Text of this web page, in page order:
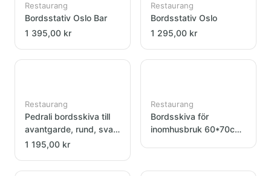
Restaurang
Bordsstativ Oslo Bar
1 395,00 kr
Restaurang
Bordsstativ Oslo
1 295,00 kr
Restaurang
Pedrali bordsskiva till
avantgarde, rund, svart
70cm
1 195,00 kr
Restaurang
Bordsskiva för
inomhusbruk 60*70cm